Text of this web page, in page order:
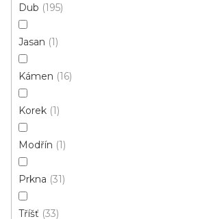
Dub 195
Jasan 1
Kámen 16
Korek 1
Modřín 1
Prkna 31
Tříšť 33
PVC podlaha BROTEX 33-21
Skladem externě, odesíláme
336 Kč
4 m